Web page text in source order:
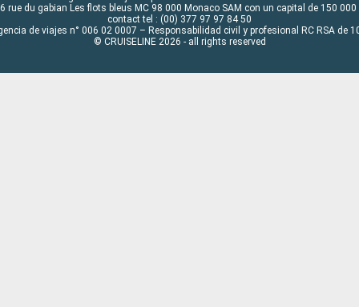
rue du gabian Les flots bleus MC 98 000 Monaco SAM con un capital de 150 000
contact tel : (00) 377 97 97 84 50
de viajes n° 006 02 0007 – Responsabilidad civil y profesional RC RSA de
© CRUISELINE 2026 - all rights reserved